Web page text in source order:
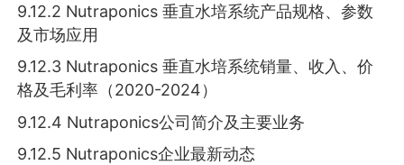
9.12.2 Nutraponics 垂直水培系统产品规格、参数
及市场应用
9.12.3 Nutraponics 垂直水培系统销量、收入、价
格及毛利率（2020-2024）
9.12.4 Nutraponics公司简介及主要业务
9.12.5 Nutraponics企业最新动态